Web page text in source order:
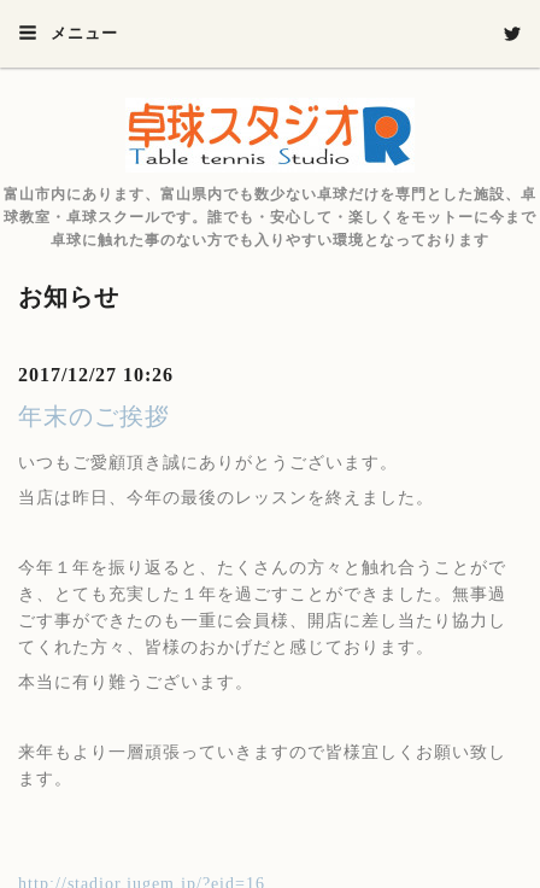
メニュー
富山市内にあります、富山県内でも数少ない卓球だけを専門とした施設、卓
球教室・卓球スクールです。誰でも・安心して・楽しくをモットーに今まで
卓球に触れた事のない方でも入りやすい環境となっております
お知らせ
2017/12/27 10:26
年末のご挨拶
いつもご愛顧頂き誠にありがとうございます。
当店は昨日、今年の最後のレッスンを終えました。
今年１年を振り返ると、たくさんの方々と触れ合うことがで
き、とても充実した１年を過ごすことができました。無事過
ごす事ができたのも一重に会員様、開店に差し当たり協力し
てくれた方々、皆様のおかげだと感じております。
本当に有り難うございます。
来年もより一層頑張っていきますので皆様宜しくお願い致し
ます。
http://stadior.jugem.jp/?eid=16